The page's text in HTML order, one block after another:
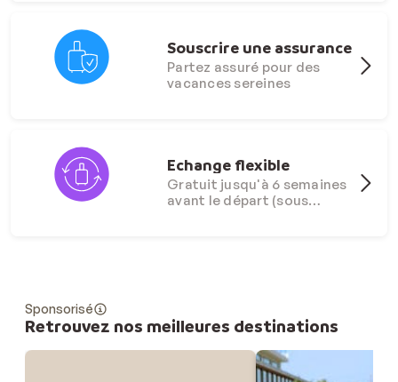
Souscrire une assurance
Partez assuré pour des
vacances sereines
Echange flexible
Gratuit jusqu'à 6 semaines
avant le départ (sous
Sponsorisé
Retrouvez nos meilleures destinations